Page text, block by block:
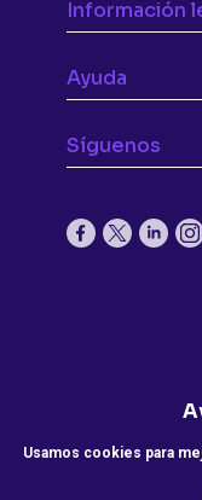
Información
Ayuda
Síguenos
Usamos cookies para